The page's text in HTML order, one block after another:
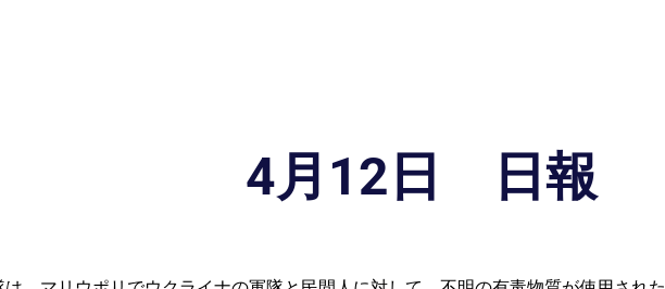
4月12日 日報